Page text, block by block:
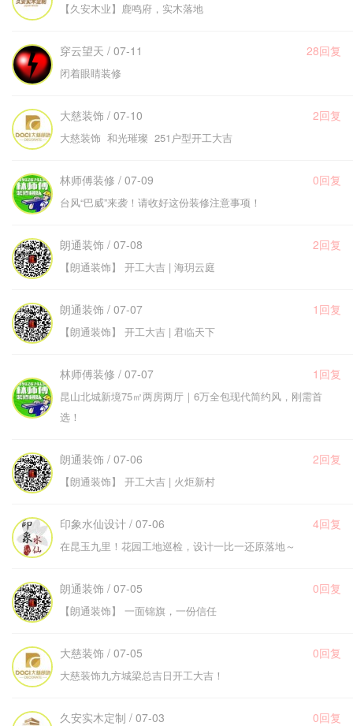
【久安木业】鹿鸣府，实木落地
穿云望天 / 07-11 28回复
闭着眼睛装修
大慈装饰 / 07-10 2回复
大慈装饰 和光璀璨 251户型开工大吉
林师傅装修 / 07-09 0回复
台风“巴威”来袭！请收好这份装修注意事项！
朗通装饰 / 07-08 2回复
【朗通装饰】 开工大吉 | 海玥云庭
朗通装饰 / 07-07 1回复
【朗通装饰】 开工大吉 | 君临天下
林师傅装修 / 07-07 1回复
昆山北城新境75㎡两房两厅｜6万全包现代简约风，刚需首
选！
朗通装饰 / 07-06 2回复
【朗通装饰】 开工大吉 | 火炬新村
印象水仙设计 / 07-06 4回复
在昆玉九里！花园工地巡检，设计一比一还原落地～
朗通装饰 / 07-05 0回复
【朗通装饰】 一面锦旗，一份信任
大慈装饰 / 07-05 0回复
大慈装饰九方城梁总吉日开工大吉！
久安实木定制 / 07-03 0回复